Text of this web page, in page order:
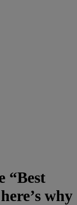
“Best
why